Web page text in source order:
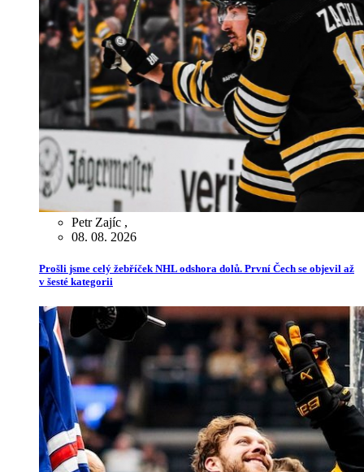
Petr Zajíc ,
08. 08. 2026
Prošli jsme celý žebříček NHL odshora dolů. První Čech se objevil až
v šesté kategorii